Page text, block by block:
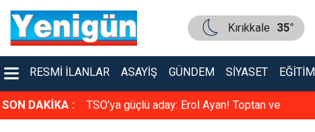
Kırıkkale 35°
RESMI İLANLAR ASAYIŞ GÜNDEM SIYASET EĞITIM
SON DAKİKA :
çarpıştı TSO’ya güçlü aday: Erol Ayan! Toptan ve